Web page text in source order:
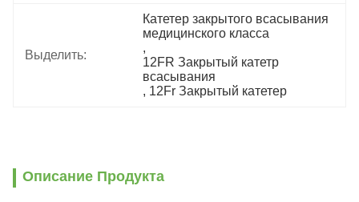
Выделить:
Катетер закрытого всасывания
медицинского класса
,
12FR Закрытый катетр
всасывания
, 12Fr Закрытый катетер
Описание Продукта